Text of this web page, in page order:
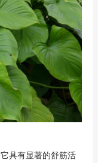
具有显著的舒筋活